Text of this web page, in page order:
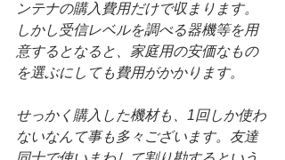
ンテナの購入費用だけで収まります。
しかし受信レベルを調べる器機等を用
意するとなると、家庭用の安価なもの
を選ぶにしても費用がかかります。
せっかく購入した機材も、1回しか使わ
ないなんて事も多々ございます。友達